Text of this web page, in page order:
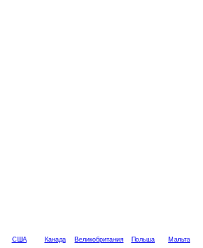
США Канада Великобритания Польша Мальта